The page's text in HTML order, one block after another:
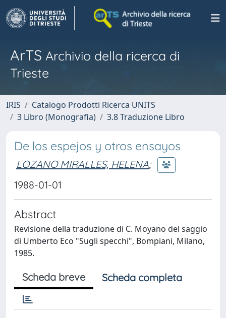
ArTS Archivio della ricerca di
Trieste
IRIS
Catalogo Prodotti Ricerca UNITS
3 Libro (Monografia)
3.8 Traduzione Libro
De los espejos y otros ensayos
LOZANO MIRALLES, HELENA;
1988-01-01
Abstract
Revisione della traduzione di C. Moyano del saggio
di Umberto Eco "Sugli specchi", Bompiani, Milano,
1985.
Scheda breve Scheda completa